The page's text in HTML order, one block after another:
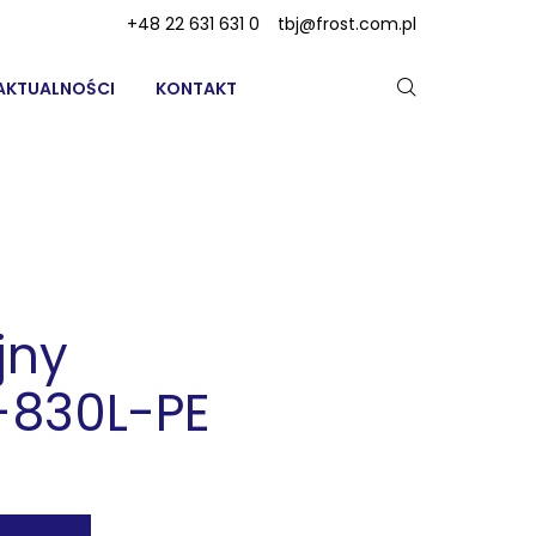
KONTAKT
+48 22 631 631 0 tbj@frost.com.pl
PE